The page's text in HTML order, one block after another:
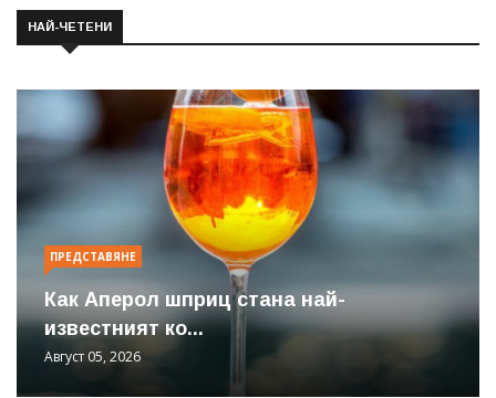
НАЙ-ЧЕТЕНИ
ПРЕДСТАВЯНЕ
Как Аперол шприц стана най-
известният ко...
Август 05, 2026